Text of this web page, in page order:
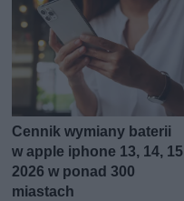
Cennik wymiany baterii
w apple iphone 13, 14, 15
2026 w ponad 300
miastach